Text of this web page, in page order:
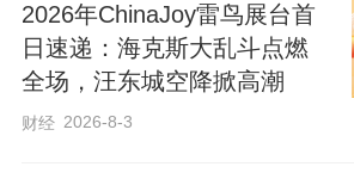
2026年ChinaJoy雷鸟展台首
日速递：海克斯大乱斗点燃
全场，汪东城空降掀高潮
财经 2026-8-3